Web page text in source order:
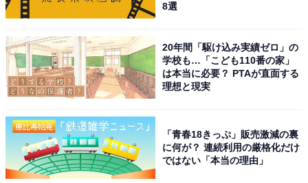
8選
20年間「駆け込み実績ゼロ」の
学校も…「こども110番の家」
は本当に必要？ PTAが直面する
理想と現実
「青春18きっぷ」販売激減の裏
に何が？ 連続利用の厳格化だけ
ではない「本当の理由」